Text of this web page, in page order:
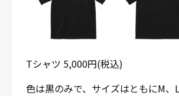
Tシャツ 5,000円(税込)
色は黒のみで、サイズはともにM、